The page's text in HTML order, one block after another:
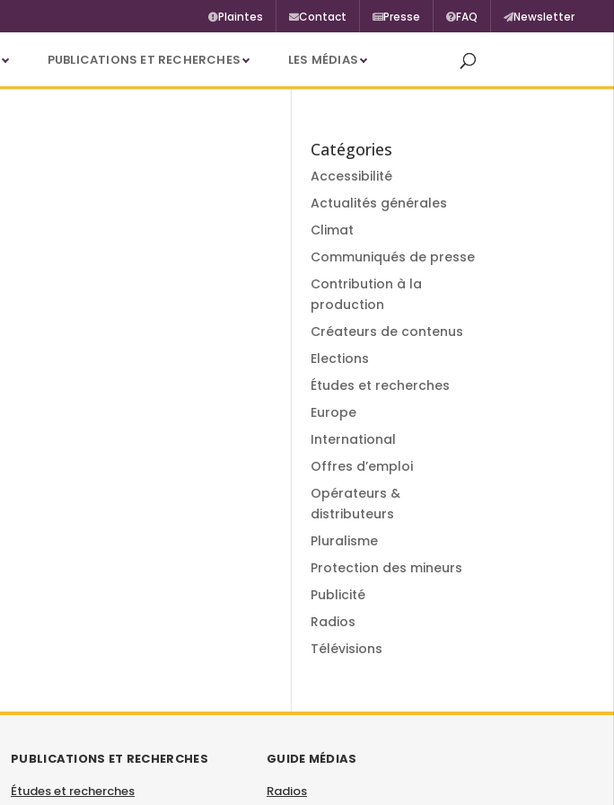
Plaintes Contact Presse FAQ Newsletter
PUBLICATIONS ET RECHERCHES LES MÉDIAS
Catégories
Accessibilité
Actualités générales
Climat
Communiqués de presse
Contribution à la
production
Créateurs de contenus
Elections
Études et recherches
Europe
International
Offres d’emploi
Opérateurs &
distributeurs
Pluralisme
Protection des mineurs
Publicité
Radios
Télévisions
PUBLICATIONS ET RECHERCHES
Études et recherches
GUIDE MÉDIAS
Radios